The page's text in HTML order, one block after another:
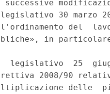
successive
30 marzo
del
in
legislativo  25
2008/90
delle